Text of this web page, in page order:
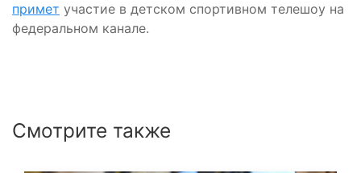
примет участие в детском спортивном телешоу на
федеральном канале.
Смотрите также